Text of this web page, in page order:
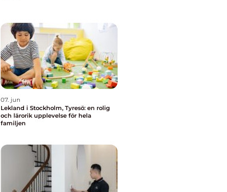
07. jun
Lekland i Stockholm, Tyresö: en rolig
och lärorik upplevelse för hela
familjen